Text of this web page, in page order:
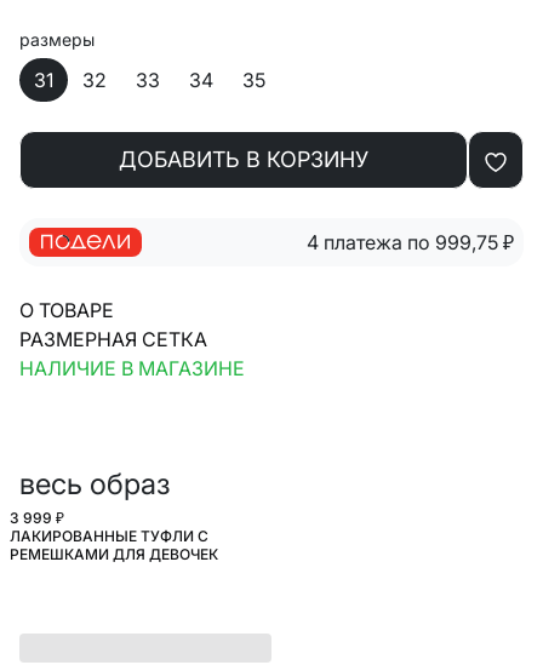
размеры
31 32 33 34 35
ДОБАВИТЬ В КОРЗИНУ
4 платежа по 999,75 ₽
О ТОВАРЕ
РАЗМЕРНАЯ СЕТКА
НАЛИЧИЕ В МАГАЗИНЕ
весь образ
ШКОЛА
3 999 ₽
ЛАКИРОВАННЫЕ ТУФЛИ С
РЕМЕШКАМИ ДЛЯ ДЕВОЧЕК